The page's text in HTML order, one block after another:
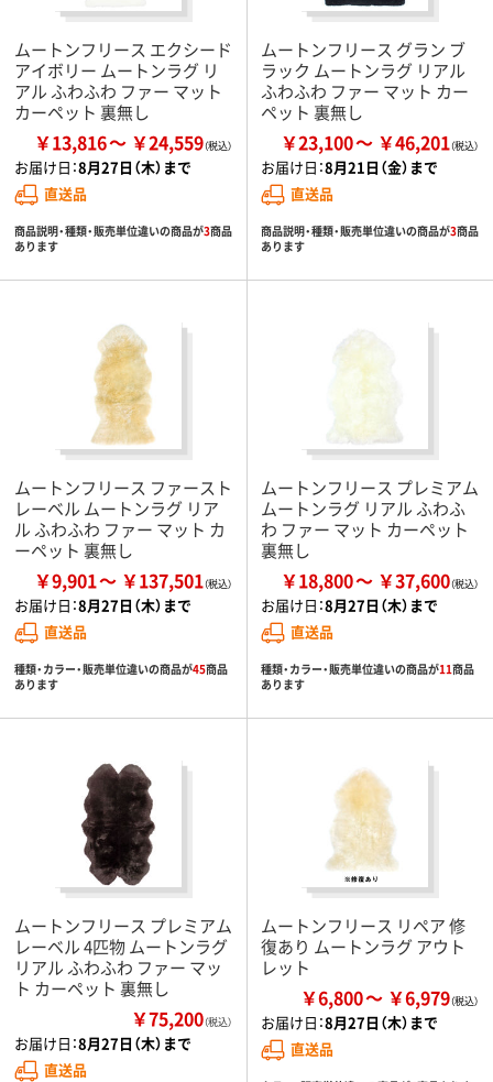
ムートンフリース エクシード
アイボリー ムートンラグ リ
アル ふわふわ ファー マット
カーペット 裏無し
￥13,816 ￥24,559
お届け日：8月27日（木）まで
直送品
商品説明・種類・販売単位違いの商品が3商品
あります
ムートンフリース グラン ブ
ラック ムートンラグ リアル
ふわふわ ファー マット カー
ペット 裏無し
￥23,100 ￥46,201
お届け日：8月21日（金）まで
直送品
商品説明・種類・販売単位違いの商品が3商品
あります
ムートンフリース ファースト
レーベル ムートンラグ リア
ル ふわふわ ファー マット カ
ーペット 裏無し
￥9,901 ￥137,501
お届け日：8月27日（木）まで
直送品
種類・カラー・販売単位違いの商品が45商品
あります
ムートンフリース プレミアム
ムートンラグ リアル ふわふ
わ ファー マット カーペット
裏無し
￥18,800 ￥37,600
お届け日：8月27日（木）まで
直送品
種類・カラー・販売単位違いの商品が11商品
あります
ムートンフリース プレミアム
レーベル 4匹物 ムートンラグ
リアル ふわふわ ファー マッ
ト カーペット 裏無し
￥75,200（税込）
お届け日：8月27日（木）まで
直送品
ムートンフリース リペア 修
復あり ムートンラグ アウト
レット
￥6,800 ￥6,979
お届け日：8月27日（木）まで
直送品